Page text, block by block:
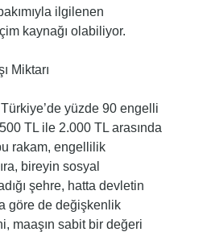
ilgilenen
kaynağı olabiliyor.
Miktarı
yüzde 90 engelli
TL ile 2.000 TL arasında
rakam, engellilik
bireyin sosyal
şehre, hatta devletin
göre de değişkenlik
maaşın sabit bir değeri